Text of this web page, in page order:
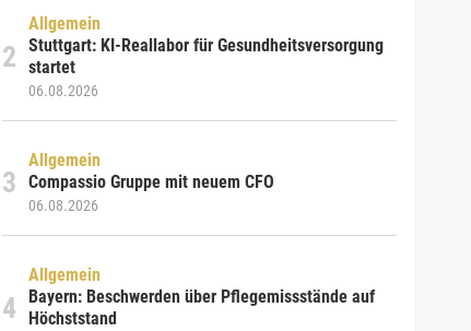
Allgemein
Stuttgart: KI-Reallabor für Gesundheitsversorgung
startet
06.08.2026
Allgemein
Compassio Gruppe mit neuem CFO
06.08.2026
Allgemein
Bayern: Beschwerden über Pflegemissstände auf
Höchststand